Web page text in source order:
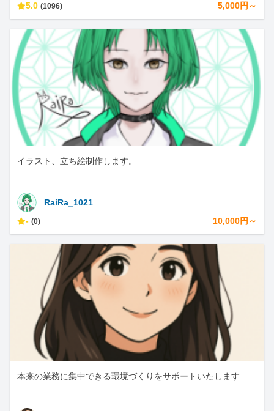
5.0 (1096) 5,000円～
イラスト、立ち絵制作します。
RaiRa_1021
- (0) 10,000円～
本来の業務に集中できる環境づくりをサポートいたします